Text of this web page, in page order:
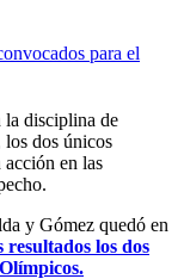
para el
la disciplina de
dos únicos
acción en las
y Gómez quedó en
resultados los dos